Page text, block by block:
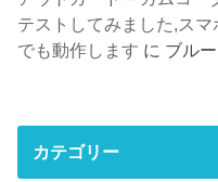
テストしてみました,ス
でも動作します に ブル
カテゴリー